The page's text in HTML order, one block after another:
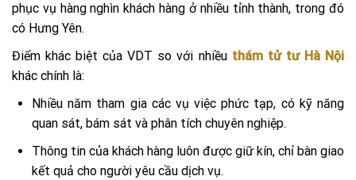
phục vụ hàng nghìn khách hàng ở nhiều tỉnh thành, trong đó
có Hưng Yên.
Điểm khác biệt của VDT so với nhiều thám tử tư Hà Nội
khác chính là:
Nhiều năm tham gia các vụ việc phức tạp, có kỹ năng
quan sát, bám sát và phân tích chuyên nghiệp.
Thông tin của khách hàng luôn được giữ kín, chỉ bàn giao
kết quả cho người yêu cầu dịch vụ.